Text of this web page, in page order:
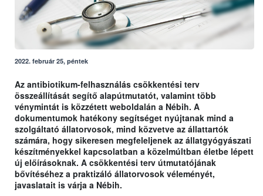
2022. február 25, péntek
Az antibiotikum-felhasználás csökkentési terv
összeállítását segítő alapútmutatót, valamint több
vénymintát is közzétett weboldalán a Nébih. A
dokumentumok hatékony segítséget nyújtanak mind a
szolgáltató állatorvosok, mind közvetve az állattartók
számára, hogy sikeresen megfeleljenek az állatgyógyászati
készítményekkel kapcsolatban a közelmúltban életbe lépett
új előírásoknak. A csökkentési terv útmutatójának
bővítéséhez a praktizáló állatorvosok véleményét,
javaslatait is várja a Nébih.